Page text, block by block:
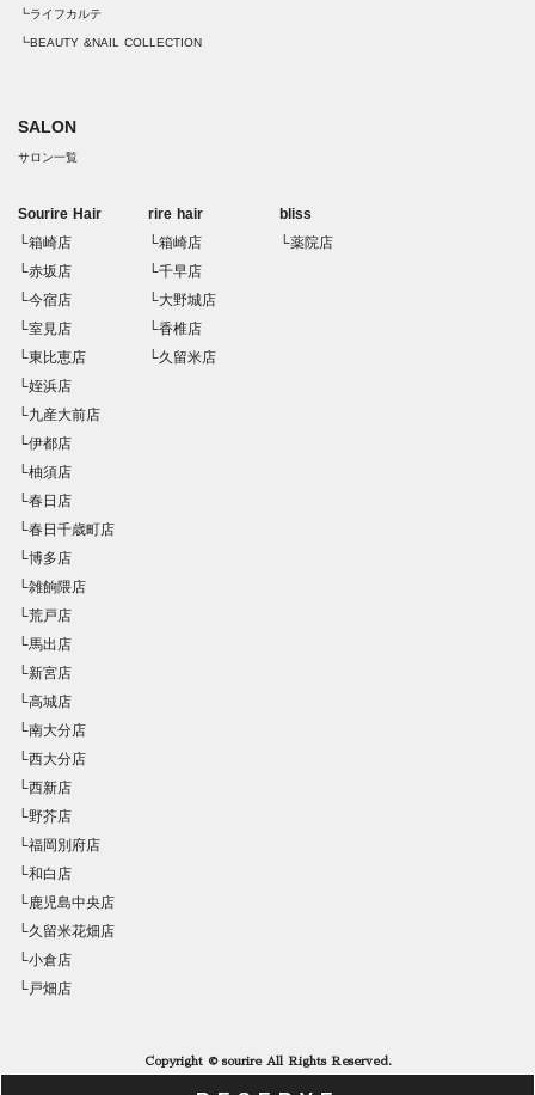
┗ライフカルテ
┗BEAUTY &NAIL COLLECTION
SALON
サロン一覧
Sourire Hair
└箱崎店
└赤坂店
└今宿店
└室見店
└東比恵店
└姪浜店
└九産大前店
└伊都店
└柚須店
└春日店
└春日千歳町店
└博多店
└雑餉隈店
└荒戸店
└馬出店
└新宮店
└高城店
└南大分店
└西大分店
└西新店
└野芥店
└福岡別府店
└和白店
└鹿児島中央店
└久留米花畑店
└小倉店
└戸畑店
rire hair
└箱崎店
└千早店
└大野城店
└香椎店
└久留米店
bliss
└薬院店
Copyright © sourire All Rights Reserved.